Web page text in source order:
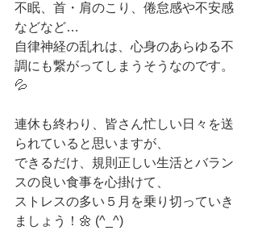
不眠、首・肩のこり、倦怠感や不安感
などなど…
自律神経の乱れは、心身のあらゆる不
調にも繋がってしまうそうなのです。
💦
連休も終わり、皆さん忙しい日々を送
られていると思いますが、
できるだけ、規則正しい生活とバラン
スの良い食事を心掛けて、
ストレスの多い５月を乗り切っていき
ましょう！🌼 (^_^)